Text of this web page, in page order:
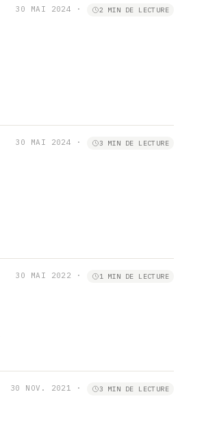
30 MAI 2024 · 2 MIN DE LECTURE
30 MAI 2024 · 3 MIN DE LECTURE
30 MAI 2022 · 1 MIN DE LECTURE
30 NOV. 2021 · 3 MIN DE LECTURE